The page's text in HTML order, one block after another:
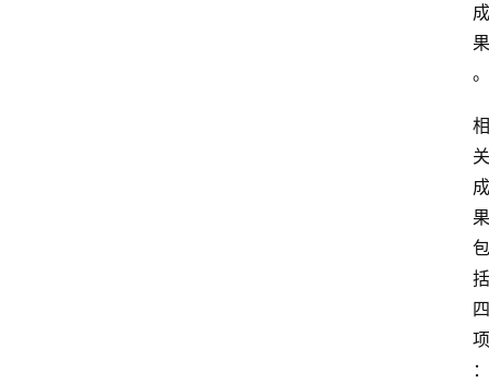
成
果
。
相
关
成
果
包
括
四
项
：